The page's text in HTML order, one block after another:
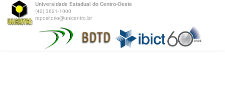
Universidade Estadual do Centro-Oeste
(42) 3621-1000
repositorio@unicentro.br